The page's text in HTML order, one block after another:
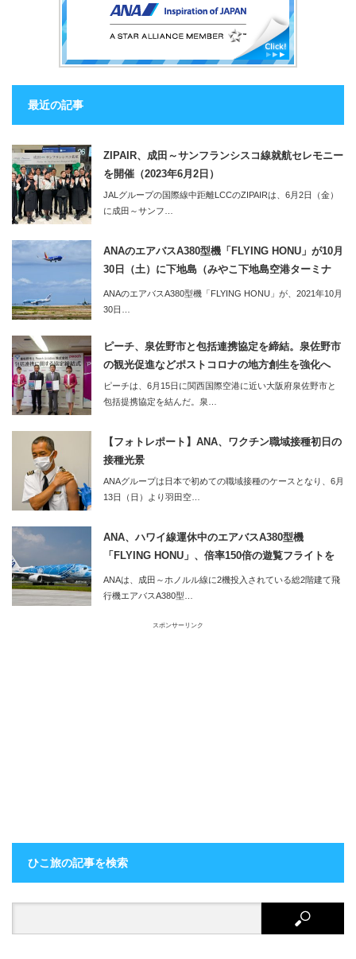
最近の記事
ZIPAIR、成田～サンフランシスコ線就航セレモニー
を開催（2023年6月2日）
JALグループの国際線中距離LCCのZIPAIRは、6月2日（金）
に成田～サンフ…
ANAのエアバスA380型機「FLYING HONU」が10月
30日（土）に下地島（みやこ下地島空港ターミナ
ル）へ。同便利用のツアーの2泊3日のツアーも販売
開始
ANAのエアバスA380型機「FLYING HONU」が、2021年10月
30日…
ピーチ、泉佐野市と包括連携協定を締結。泉佐野市
の観光促進などポストコロナの地方創生を強化へ
ピーチは、6月15日に関西国際空港に近い大阪府泉佐野市と
包括提携協定を結んだ。泉…
【フォトレポート】ANA、ワクチン職域接種初日の
接種光景
ANAグループは日本で初めての職域接種のケースとなり、6月
13日（日）より羽田空…
ANA、ハワイ線運休中のエアバスA380型機
「FLYING HONU」、倍率150倍の遊覧フライトを
実施
ANAは、成田～ホノルル線に2機投入されている総2階建て飛
行機エアバスA380型…
スポンサーリンク
ひこ旅の記事を検索